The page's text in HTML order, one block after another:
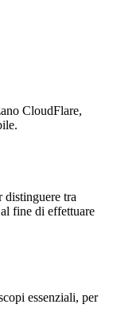
CloudFlare,
distinguere tra
fine di effettuare
essenziali, per